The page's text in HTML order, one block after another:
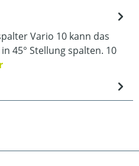
Vario 10 kann das
45° Stellung spalten. 10